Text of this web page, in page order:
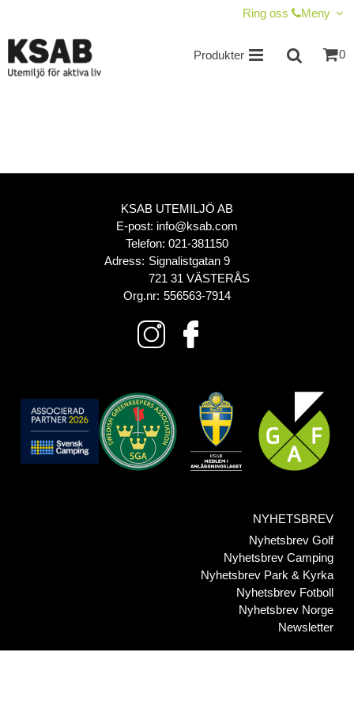
Ring oss Meny
0
Produkter
KSAB UTEMILJÖ AB
E-post: info@ksab.com
Telefon: 021-381150
Adress: Signalistgatan 9
721 31 VÄSTERÅS
Org.nr: 556563-7914
NYHETSBREV
Nyhetsbrev Golf
Nyhetsbrev Camping
Nyhetsbrev Park & Kyrka
Nyhetsbrev Fotboll
Nyhetsbrev Norge
Newsletter
TILL KASSAN